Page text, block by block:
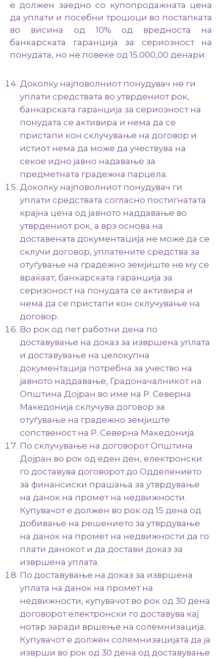
е должен заедно со купопродажната цена
да уплати и посебни трошоци во постапката
во висина од 10% од вредноста на
банкарската гаранција за сериозност на
понудата, но не повеќе од 15.000,00 денари.
Доколку најповолниот понудувач не ги
уплати средствата во утврдениот рок,
банкарската гаранција за сериозност на
понудата се активира и нема да се
пристапи кон склучување на договор и
истиот нема да може да учествува на
секое идно јавно надавање за
предметната градежна парцела.
Доколку најповолниот понудувач ги
уплати средствата согласно постигнатата
крајна цена од јавното наддавање во
утврдениот рок, а врз основа на
доставената документација не може да се
склучи договор, уплатените средства за
отуѓување на градежно земјиште не му се
враќаат, банкарската гаранција за
серизоност на понудата се активира и
нема да се пристапи кон склучување на
договор.
Во рок од пет работни дена по
доставување на доказ за извршена уплата
и доставување на целокупна
документација потребна за учество на
јавното наддавање, Градоначалникот на
Општина Дојран во име на Р. Северна
Македонија склучува договор за
отуѓување на градежно земјиште
сопственост на Р. Северна Македонија.
По склучување на договорот Општина
Дојран во рок од еден ден, електронски
го доставува договорот до Одделението
за финансиски прашања за утврдување
на данок на промет на недвижности.
Купувачот е должен во рок од 15 дена од
добивање на решението за утврдување
на данок на промет на недвижности да го
плати данокот и да достави доказ за
извршена уплата.
По доставување на доказ за извршена
уплата на данок на промет на
недвижности, купувачот во рок од 30 дена
договорот електронски го доставува кај
нотар заради вршење на солемнизација.
Купувачот е должен солемнизацијата да ја
изврши во рок од 30 дена од доставување